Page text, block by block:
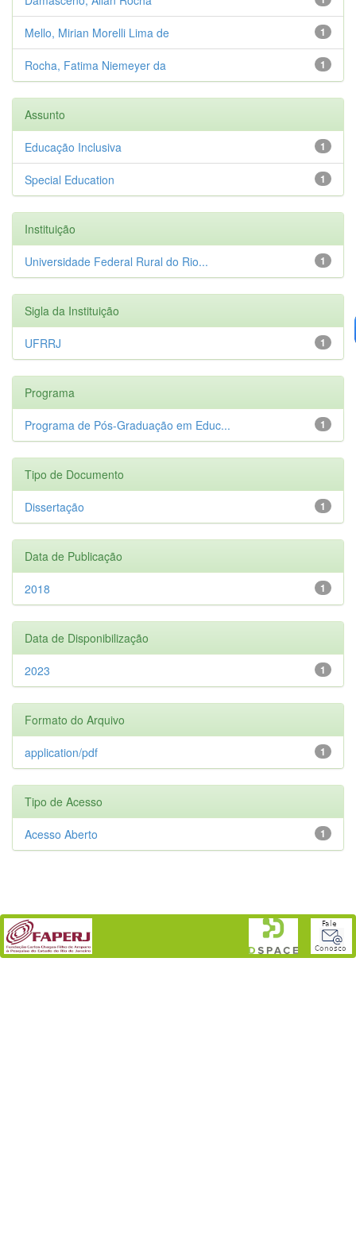
1
Mello, Mirian Morelli Lima de
1
Rocha, Fatima Niemeyer da
Assunto
1
Educação Inclusiva
1
Special Education
Instituição
1
Universidade Federal Rural do Rio...
Sigla da Instituição
1
UFRRJ
Programa
1
Programa de Pós-Graduação em Educ...
Tipo de Documento
1
Dissertação
Data de Publicação
1
2018
Data de Disponibilização
1
2023
Formato do Arquivo
1
application/pdf
Tipo de Acesso
1
Acesso Aberto